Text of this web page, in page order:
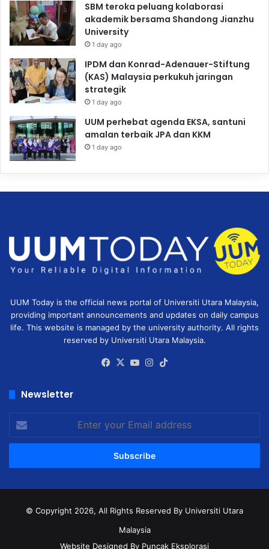
SBM teroka peluang kolaborasi
akademik bersama Shandong Jianzhu
University
1 day ago
IPDM dan Konrad-Adenauer-Stiftung
(KAS) Malaysia perkukuh jaringan
strategik
1 day ago
UUM perhebat agenda EKSA, santuni
amalan terbaik JPA dan KKM
1 day ago
UUM Today is the official news portal of Universiti Utara Malaysia,
providing important announcements and updates on daily campus
life. This website is managed by the university authority. All rights
reserved by Universiti Utara Malaysia.
Facebook
X YouTubeInstagram
Newsletter
your
Email
© Copyright 2026, All Rights Reserved By Universiti Utara
Malaysia
Website Designed By Puncak Eksplorasi